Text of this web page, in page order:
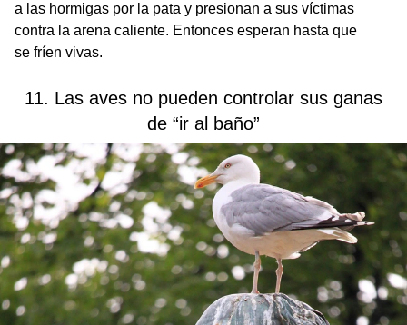
a las hormigas por la pata y presionan a sus víctimas
contra la arena caliente. Entonces esperan hasta que
se fríen vivas.
11. Las aves no pueden controlar sus ganas
de “ir al baño”